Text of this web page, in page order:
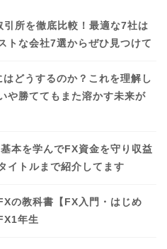
引所を徹底比較！最適な7社は
トな会社7選からぜひ見つけて
どうするのか？これを理解し
や勝ててもまた溶かす未来が
本を学んでFX資金を守り収益
イトルまで紹介してます
の教科書【FX入門・はじめ
年生